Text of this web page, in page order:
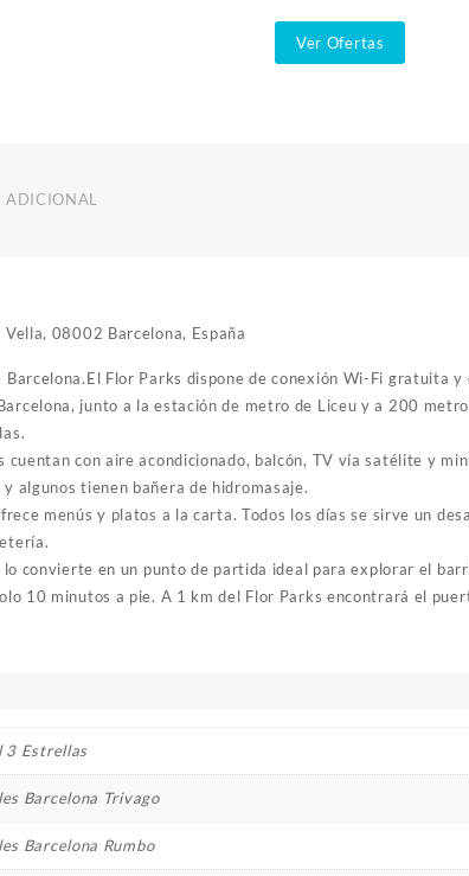
Ver Ofertas
08002 Barcelona, España
Flor Parks dispone de conexión Wi-Fi gratuita
junto a la estación de metro de Liceu y a 200
cuentan con aire acondicionado, balcón, TV vía satélite y
algunos tienen bañera de hidromasaje.
menús y platos a la carta. Todos los días se sirve un
convierte en un punto de partida ideal para explorar el
10 minutos a pie. A 1 km del Flor Parks encontrará el
3 Estrellas
Barcelona Trivago
Barcelona Rumbo